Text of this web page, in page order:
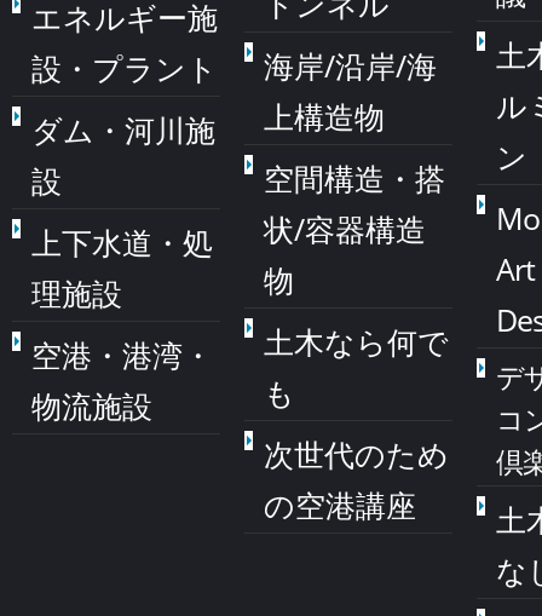
エネルギー施
設・プラント
ダム・河川施
設
上下水道・処
理施設
空港・港湾・
物流施設
海岸/沿岸/海
上構造物
空間構造・搭
状/容器構造
物
土木なら何で
も
次世代のため
の空港講座
土
ル
ン
デ
コ
倶
土
な